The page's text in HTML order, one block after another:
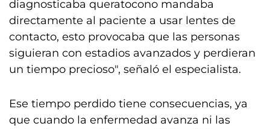
diagnosticaba queratocono mandaba
directamente al paciente a usar lentes de
contacto, esto provocaba que las personas
siguieran con estadios avanzados y perdieran
un tiempo precioso", señaló el especialista.
Ese tiempo perdido tiene consecuencias, ya
que cuando la enfermedad avanza ni las